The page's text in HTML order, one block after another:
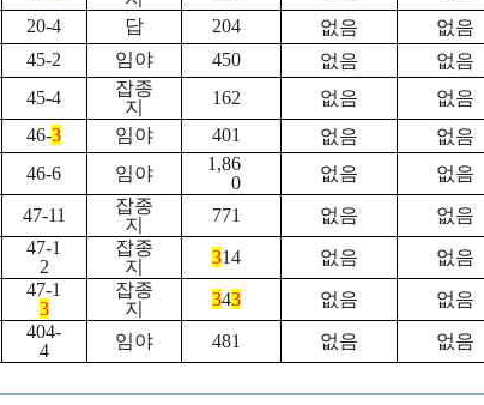
20-4 답 204 없음
없음
45-2 임야 450 없음
없음
45-4
잡종
지
162 없음
없음
46-3 임야 401 없음
없음
46-6 임야
1,86
0
없음 없음
47-11
잡종
지
771 없음 없음
47-1
2
잡종
지
314 없음 없음
47-1
3
잡종
지
343 없음 없음
404-
4
임야 481 없음 없음